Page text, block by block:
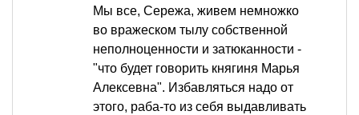
Мы все, Сережа, живем немножко
во вражеском тылу собственной
неполноценности и затюканности -
"что будет говорить княгиня Марья
Алексевна". Избавляться надо от
этого, раба-то из себя выдавливать